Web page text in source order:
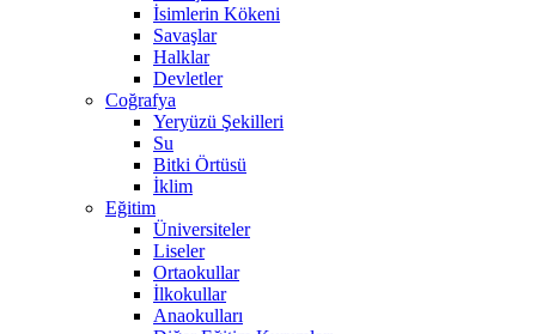
İsimlerin Kökeni
Savaşlar
Halklar
Devletler
Coğrafya
Yeryüzü Şekilleri
Su
Bitki Örtüsü
İklim
Eğitim
Üniversiteler
Liseler
Ortaokullar
İlkokullar
Anaokulları